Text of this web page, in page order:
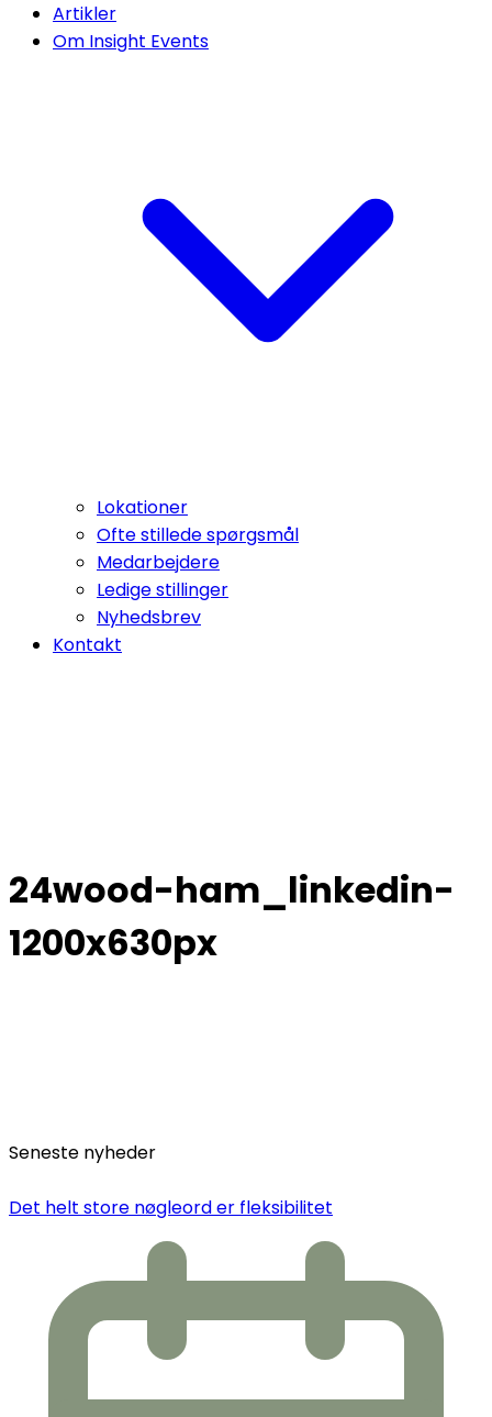
Artikler
Om Insight Events
Lokationer
Ofte stillede spørgsmål
Medarbejdere
Ledige stillinger
Nyhedsbrev
Kontakt
24wood-ham_linkedin-
1200x630px
Seneste nyheder
Det helt store nøgleord er fleksibilitet